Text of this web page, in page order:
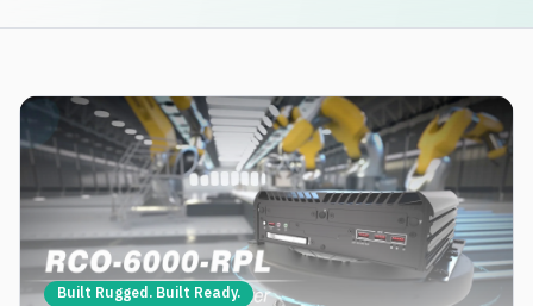
Built Rugged. Built Ready.